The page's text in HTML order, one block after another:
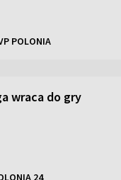
POLONIA
wraca do gry
24